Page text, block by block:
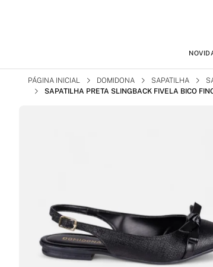
PÁGINA INICIAL DOMIDONA SAPATILHA
SAPATILHA PRETA SLINGBACK FIVELA BICO